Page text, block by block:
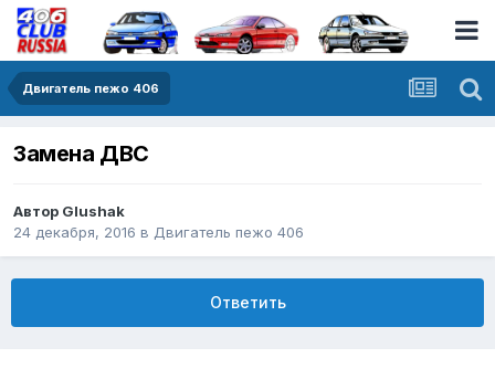
Двигатель пежо 406
Замена ДВС
Автор Glushak
24 декабря, 2016 в Двигатель пежо 406
Ответить